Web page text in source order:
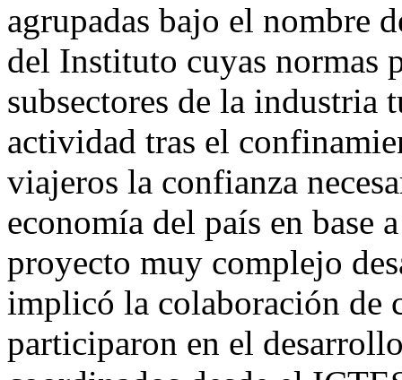
agrupadas bajo el nombre
del Instituto cuyas normas
subsectores de la industria
actividad tras el
viajeros la confianza
economía del país en base
proyecto muy complejo
implicó la colaboración de
participaron en el